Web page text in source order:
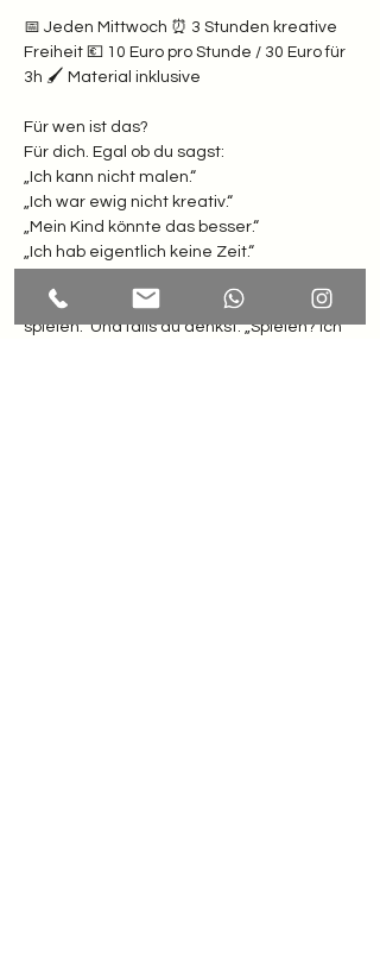
📅 Jeden Mittwoch ⏰ 3 Stunden kreative
Freiheit 💶 10 Euro pro Stunde / 30 Euro für
3h 🖌️ Material inklusive
Für wen ist das?
Für dich. Egal ob du sagst:
„Ich kann nicht malen.“
„Ich war ewig nicht kreativ.“
„Mein Kind könnte das besser.“
„Ich hab eigentlich keine Zeit.“
Weißt du was? Hier zählt nur eines: Lust zu
spielen.  Und falls du denkst: „Spielen? Ich